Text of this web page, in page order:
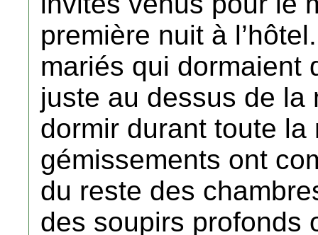
première nuit à
mariés qui dormaient
juste au dessus de la
dormir durant toute la
gémissements ont
du reste des
des soupirs profonds